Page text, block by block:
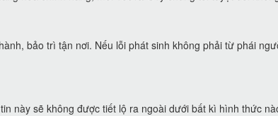
bảo trì tận nơi. Nếu lỗi phát sinh không phải từ phái
này sẽ không được tiết lộ ra ngoài dưới bất kì hình thức